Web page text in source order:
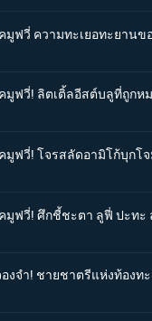
ฟวี่ ความทะเยอทะยาน
มูฟวี่! ลิตเติ้ลอีสต์บลูที่ถูกห
มูฟวี่! โจรสลัดอามิโก้บุกโ
มูฟวี่! ศึกชี้ชะตา ลูฟี่ ปะทะ
งจำ! ชายชาตรีแห่งท้องทะ